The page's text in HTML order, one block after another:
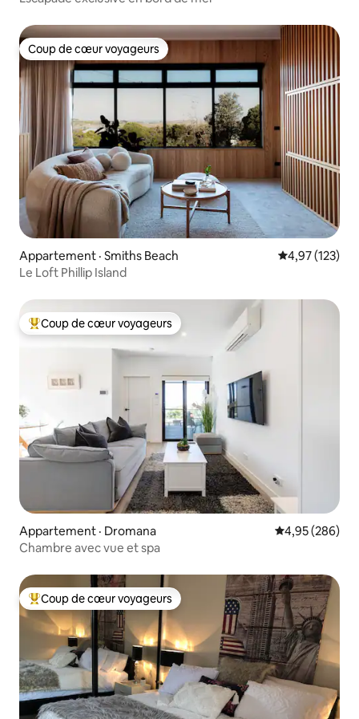
Coup de cœur voyageurs
Coup de cœur voyageurs
Appartement · Smiths Beach Note
4,97 (123)
Le Loft Phillip Island
Coup de cœur voyageurs parmi les plus aimés
Coup de cœur voyageurs
Appartement · Dromana Note
4,95 (286)
Chambre avec vue et spa
Coup de cœur voyageurs parmi les plus aimés
Coup de cœur voyageurs